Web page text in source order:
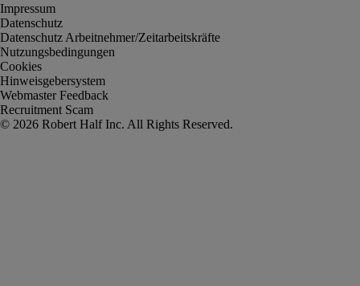
Impressum
Datenschutz
Datenschutz Arbeitnehmer/Zeitarbeitskräfte
Nutzungsbedingungen
Cookies
Hinweisgebersystem
Webmaster Feedback
Recruitment Scam